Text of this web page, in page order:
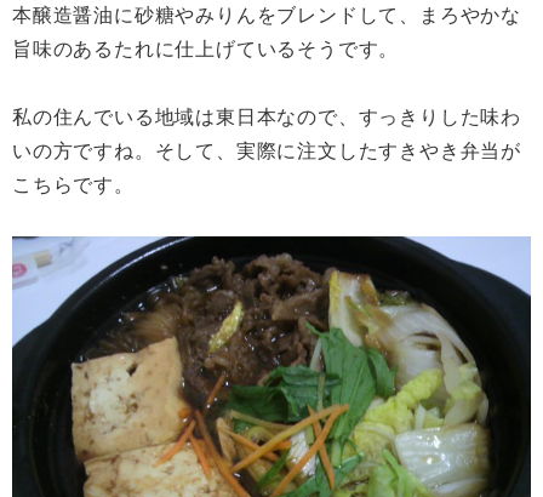
本醸造醤油に砂糖やみりんをブレンドして、まろやかな
旨味のあるたれに仕上げているそうです。
私の住んでいる地域は東日本なので、すっきりした味わ
いの方ですね。そして、実際に注文したすきやき弁当が
こちらです。